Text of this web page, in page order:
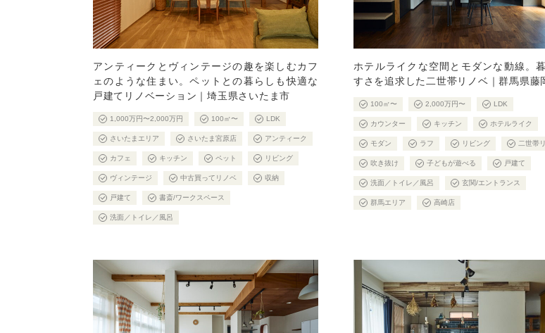
アンティークとヴィンテージの趣を楽しむカフ
ェのような住まい。ペットとの暮らしも快適な
戸建てリノベーション｜埼玉県さいたま市
1,000万円〜2,000万円 100㎡〜 LDK
さいたまエリア さいたま宮原店 アンティーク
カフェ キッチン ペット リビング
ヴィンテージ 中古買ってリノベ 収納
戸建て 書斎/ワークスペース
洗面／トイレ／風呂
ホテルライクな空間とモダンな動線。
すさを追求した二世帯リノベ｜群馬県藤
100㎡〜 2,000万円〜 LDK
カウンター キッチン ホテルライク
モダン ラフ リビング 二世帯
吹き抜け 子どもが遊べる 戸建て
洗面／トイレ／風呂 玄関/エントランス
群馬エリア 高崎店